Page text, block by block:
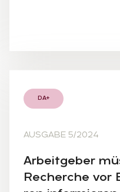
DA+
AUSGABE 5/2024
Ar­beit­ge­ber
Re­cher­che vor